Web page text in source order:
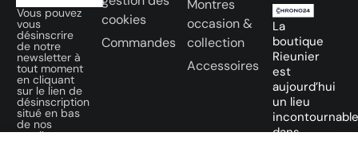
Vous pouvez
vous
désinscrire
de notre
newsletter à
tout moment
en cliquant
sur le lien de
désinscription
situé en bas
de nos
emails.
cookies
Commandes
Montres
occasion &
collection
Accessoires
La
boutique
Rieunier
est
aujourd’hui
un lieu
incontournable
dans